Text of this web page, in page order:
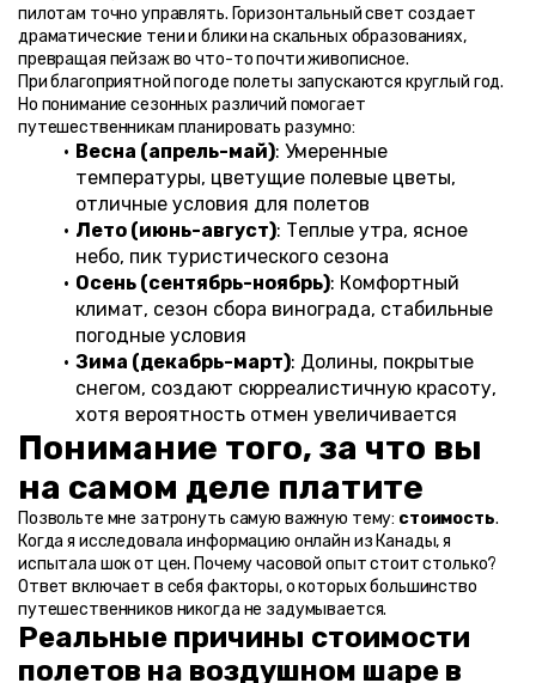
пилотам точно управлять. Горизонтальный свет создает
драматические тени и блики на скальных образованиях,
превращая пейзаж во что-то почти живописное.
При благоприятной погоде полеты запускаются круглый год.
Но понимание сезонных различий помогает
путешественникам планировать разумно:
Весна (апрель-май): Умеренные
температуры, цветущие полевые цветы,
отличные условия для полетов
Лето (июнь-август): Теплые утра, ясное
небо, пик туристического сезона
Осень (сентябрь-ноябрь): Комфортный
климат, сезон сбора винограда, стабильные
погодные условия
Зима (декабрь-март): Долины, покрытые
снегом, создают сюрреалистичную красоту,
хотя вероятность отмен увеличивается
Понимание того, за что вы
на самом деле платите
Позвольте мне затронуть самую важную тему: стоимость.
Когда я исследовала информацию онлайн из Канады, я
испытала шок от цен. Почему часовой опыт стоит столько?
Ответ включает в себя факторы, о которых большинство
путешественников никогда не задумывается.
Реальные причины стоимости
полетов на воздушном шаре в